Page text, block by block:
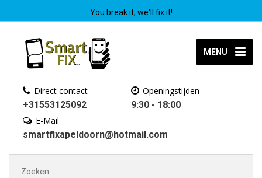
You break it, we'll fix it!
MENU
Direct contact
+31553125092
Openingstijden
9:30 - 18:00
E-Mail
smartfixapeldoorn@hotmail.com
naar: